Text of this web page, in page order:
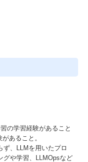
の学習経験があること
あること。
ず、LLMを用いたプロ
グや学習、LLMOpsなど